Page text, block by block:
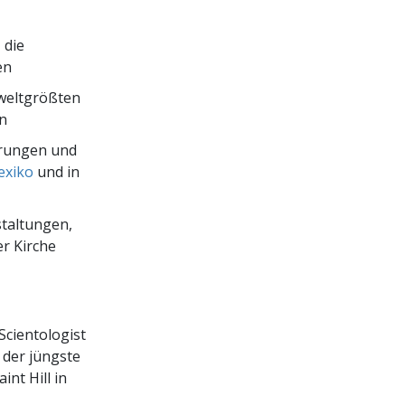
die
und
und in
Kirche
jüngste
Hill in